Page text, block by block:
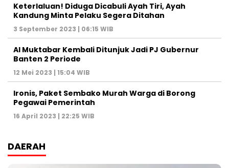
Keterlaluan! Diduga Dicabuli Ayah Tiri, Ayah
Kandung Minta Pelaku Segera Ditahan
3 September 2023 | 06:15 WIB
Al Muktabar Kembali Ditunjuk Jadi PJ Gubernur
Banten 2 Periode
12 Mei 2023 | 15:04 WIB
Ironis, Paket Sembako Murah Warga di Borong
Pegawai Pemerintah
16 April 2023 | 22:25 WIB
DAERAH